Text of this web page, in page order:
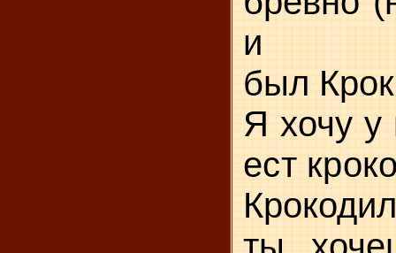
и
был
Я хочу у
ест